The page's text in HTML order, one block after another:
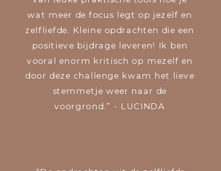
wat meer de focus legt op jezelf en
zelfliefde. Kleine opdrachten die een
positieve bijdrage leveren! Ik ben
vooral enorm kritisch op mezelf en
door deze challenge kwam het lieve
stemmetje weer naar de
voorgrond.” - LUCINDA